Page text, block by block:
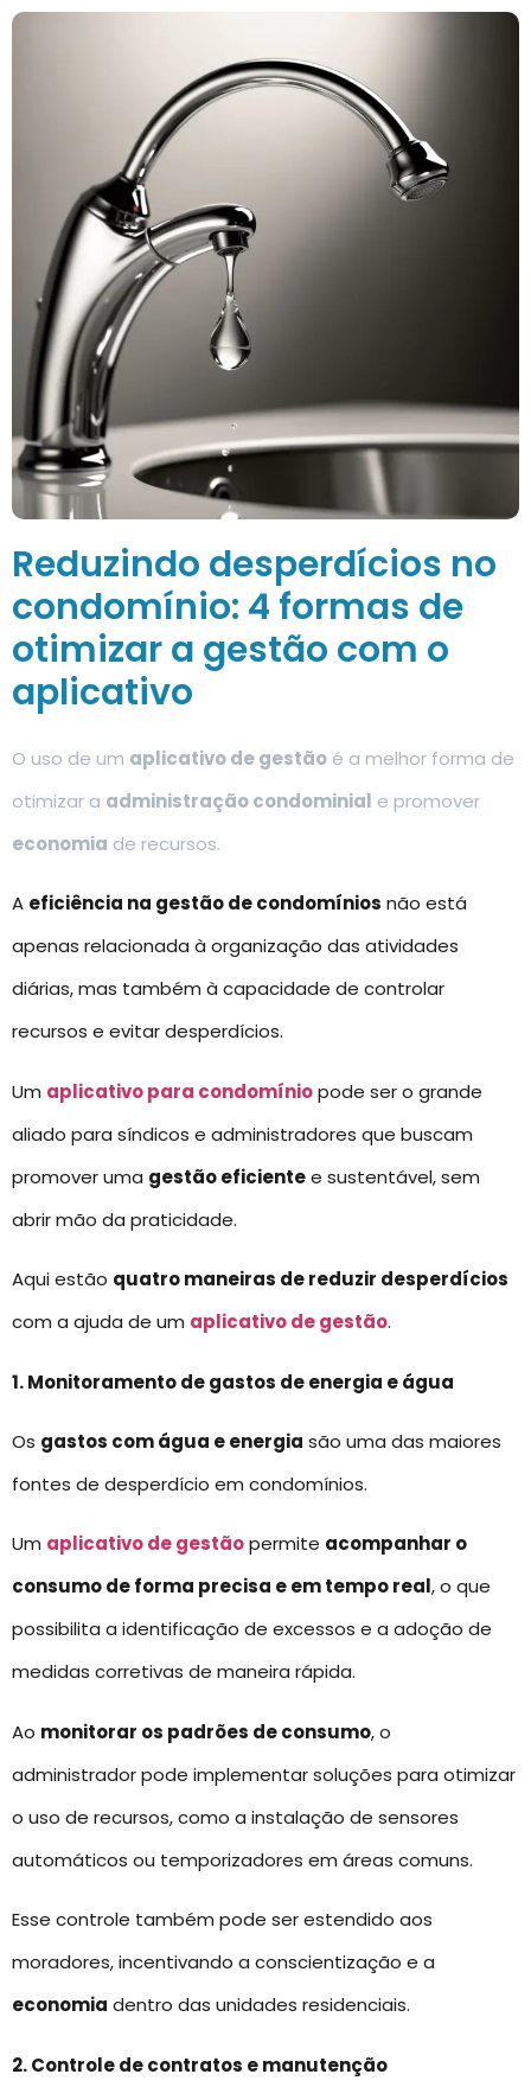
Reduzindo desperdícios no
condomínio: 4 formas de
otimizar a gestão com o
aplicativo
O uso de um aplicativo de gestão é a melhor forma de
otimizar a administração condominial e promover
economia de recursos.
A eficiência na gestão de condomínios não está
apenas relacionada à organização das atividades
diárias, mas também à capacidade de controlar
recursos e evitar desperdícios.
Um aplicativo para condomíniopode ser o grande
aliado para síndicos e administradores que buscam
promover uma gestão eficientee sustentável, sem
abrir mão da praticidade.
Aqui estão quatro maneiras de reduzir desperdícios
com a ajuda de um aplicativo de gestão.
1. Monitoramento de gastos de energia e água
Os gastos com água e energia são uma das maiores
fontes de desperdício em condomínios.
Um aplicativo de gestãopermite acompanhar o
consumo de forma precisa e em tempo real, o que
possibilita a identificação de excessos e a adoção de
medidas corretivas de maneira rápida.
Ao monitorar os padrões de consumo, o
administrador pode implementar soluções para otimizar
o uso de recursos, como a instalação de sensores
automáticos ou temporizadores em áreas comuns.
Esse controle também pode ser estendido aos
moradores, incentivando a conscientização e a
economia dentro das unidades residenciais.
2. Controle de contratos e manutenção